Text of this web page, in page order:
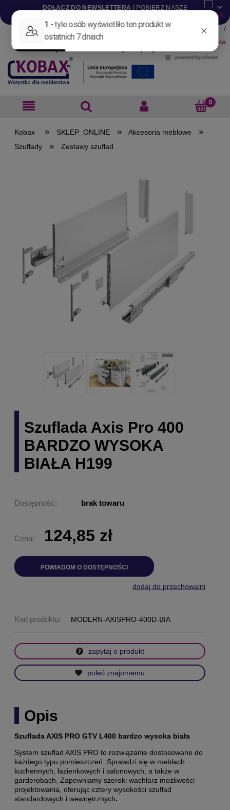
DOŁĄCZ DO NEWSLETTERA I POBIERZ NASZE
Aktualności Nowości
Blog
Pliki do pobrania
» SKLEP_ONLINE » Akcesoria meblowe »
Szuflady » Zestawy szuflad
Szuflada Axis Pro 400
BARDZO WYSOKA
BIAŁA H199
Dostępność: brak towaru
Cena: 124,85 zł
POWIADOM O DOSTĘPNOŚCI
dodaj do przechowalni
Kod produktu: MODERN-AXISPRO-400D-BIA
zapytaj o produkt
poleć znajomemu
Opis
Szuflada AXIS PRO GTV L400 bardzo wysoka biała
System szuflad AXIS PRO to rozwiązanie dostosowane do
każdego typu pomieszczeń. Sprawdzi się w meblach
kuchennych, łazienkowych i salonowych, a także w
garderobach. Zapewniamy szeroki wachlarz możliwości
projektowania, oferując cztery wysokości szuflad
standardowych i wewnętrznych.